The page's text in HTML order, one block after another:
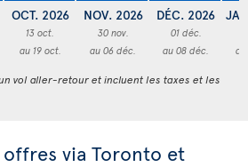
OCT. 2026
13 oct.
au 19 oct.
NOV. 2026
30 nov.
au 06 déc.
DÉC. 2026
01 déc.
au 08 déc.
vol aller-retour et incluent les taxes et les
via Toronto et